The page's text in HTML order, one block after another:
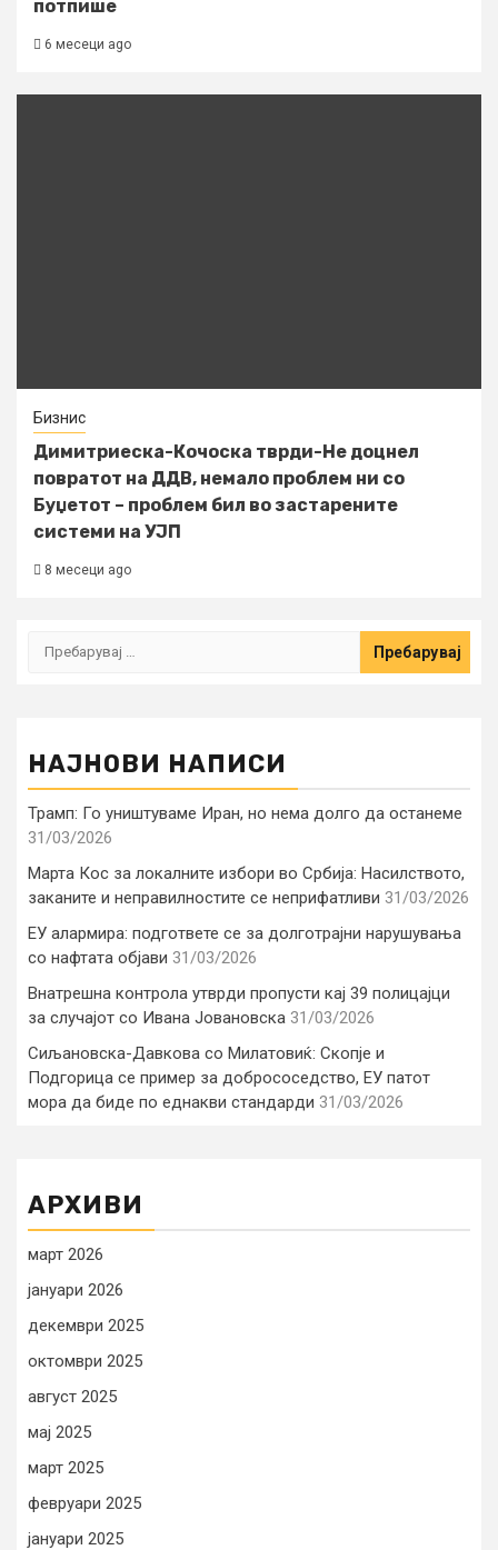
потпише
6 месеци ago
Бизнис
Димитриеска-Кочоска тврди-Не доцнел
повратот на ДДВ, немало проблем ни со
Буџетот – проблем бил во застарените
системи на УЈП
8 месеци ago
Пребарувај
НАЈНОВИ НАПИСИ
Трамп: Го уништуваме Иран, но нема долго да останеме
31/03/2026
Марта Кос за локалните избори во Србија: Насилството,
заканите и неправилностите се неприфатливи 31/03/2026
ЕУ алармира: подгответе се за долготрајни нарушувања
со нафтата објави 31/03/2026
Внатрешна контрола утврди пропусти кај 39 полицајци
за случајот со Ивана Јовановска 31/03/2026
Сиљановска-Давкова со Милатовиќ: Скопје и
Подгорица се пример за добрососедство, ЕУ патот
мора да биде по еднакви стандарди 31/03/2026
АРХИВИ
март 2026
јануари 2026
декември 2025
октомври 2025
август 2025
мај 2025
март 2025
февруари 2025
јануари 2025